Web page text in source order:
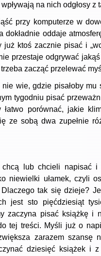
na nich odgłosy z
przy komputerze w
dokładnie oddaje
już ktoś zacznie pisać i
przestaje odgrywać
zacząć przelewać
wie, gdzie pisałoby
tygodniu pisać
porównać, jakie
ze sobą dwa zupełnie
lub chcieli napisać i
niewielki ułamek, czyli
tak się dzieje?
jest sto pięćdziesiąt
zaczyna pisać książkę i
tej treści. Myśli już o
zarazem szansę
dziesięć książek i